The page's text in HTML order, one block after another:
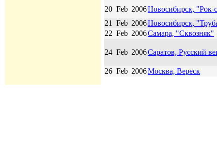
20 Feb 2006Новосибирск, "Рок-
21
Feb 2006Новосибирск,
22 Feb 2006Самара, "Сквозняк"
24 Feb 2006Саратов, Русский
26 Feb 2006Москва, Вереск